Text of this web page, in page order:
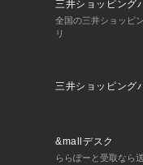
三井ショッピング
全国の三井ショッピ
リ
三井ショッピング
&mallデスク
ららぽーと受取なら